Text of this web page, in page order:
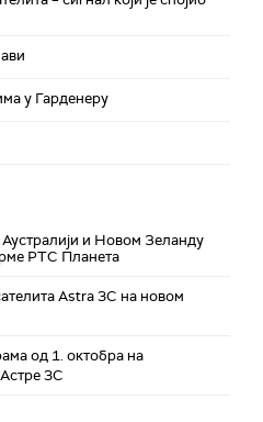
у Гарденеру
и Новом Зеланду
РТС Планета
Astra 3C на новом
од 1. октобра на
3C